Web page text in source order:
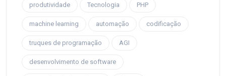
produtividade Tecnologia PHP
machine learning automação codificação
truques de programação AGI
desenvolvimento de software